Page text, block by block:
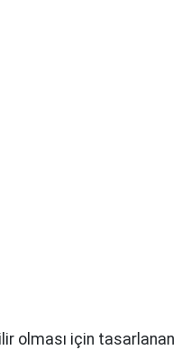
olması için tasarlanan